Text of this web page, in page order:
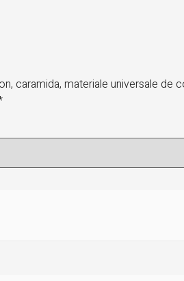
caramida, materiale universale de